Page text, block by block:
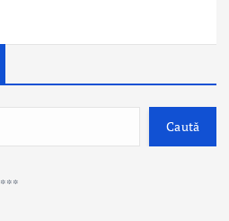
Caută
***